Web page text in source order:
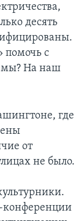
десять
помочь с
На наш
где
от
не было.
конференции